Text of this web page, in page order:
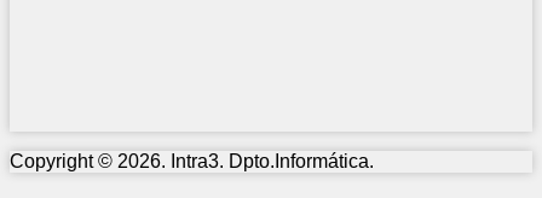
Copyright © 2026. Intra3. Dpto.Informática.